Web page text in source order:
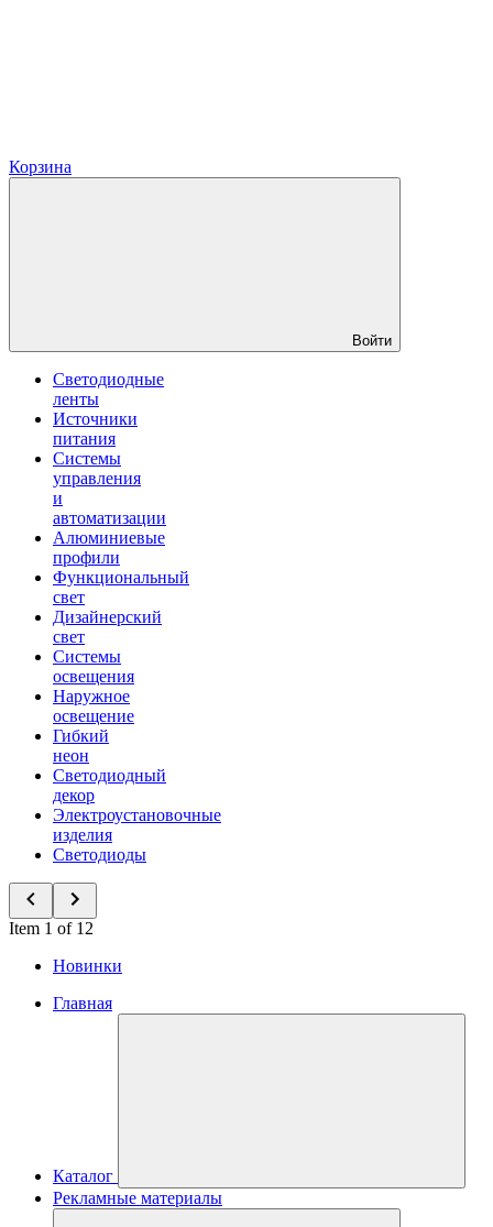
Корзина
Войти
Светодиодные
ленты
Источники
питания
Системы
управления
и
автоматизации
Алюминиевые
профили
Функциональный
свет
Дизайнерский
свет
Системы
освещения
Наружное
освещение
Гибкий
неон
Светодиодный
декор
Электроустановочные
изделия
Светодиоды
Item 1 of 12
Новинки
Главная
Каталог
Рекламные материалы